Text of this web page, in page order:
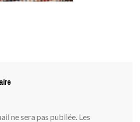
ne sera pas publiée. Les